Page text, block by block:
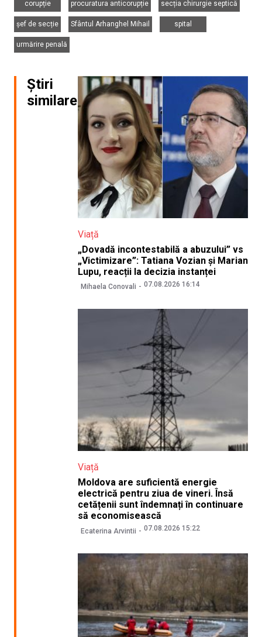
corupție procuratura anticorupție secția chirurgie septică
șef de secție
Sfântul Arhanghel Mihail
spital
urmărire penală
Știri
similare
Viață
„Dovadă incontestabilă a abuzului” vs
„Victimizare”: Tatiana Vozian și Marian
Lupu, reacții la decizia instanței
Mihaela Conovali 07.08.2026 16:14
Viață
Moldova are suficientă energie
electrică pentru ziua de vineri. Însă
cetățenii sunt îndemnați în continuare
să economisească
Ecaterina Arvintii 07.08.2026 15:22